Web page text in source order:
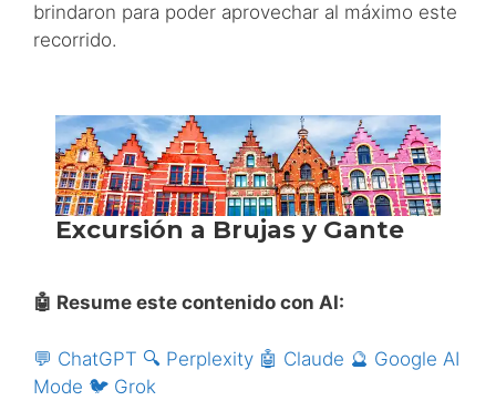
brindaron para poder aprovechar al máximo este
recorrido.
🤖 Resume este contenido con AI:
💬 ChatGPT 🔍 Perplexity 🤖 Claude 🔮 Google AI
Mode 🐦 Grok